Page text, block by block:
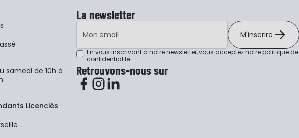
samedi de 10h à
Licenciés
La newsletter
Adresse e-mail
M'inscrire
En vous inscrivant à notre newsletter, vous acceptez notrepolitique de
confidentialité.
Retrouvons-nous sur